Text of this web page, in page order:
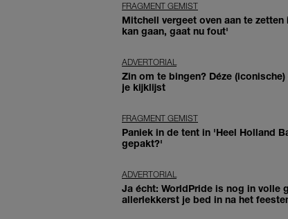
FRAGMENT GEMIST
Mitchell vergeet oven aan te
kan gaan, gaat nu fout'
ADVERTORIAL
Zin om te bingen? Déze
je kijklijst
FRAGMENT GEMIST
Paniek in de tent in 'Heel Holland
gepakt?'
ADVERTORIAL
Ja écht: WorldPride is nog in volle
allerlekkerst je bed in na het